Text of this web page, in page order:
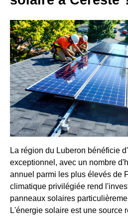
La région du Luberon bénéficie
exceptionnel, avec un nombre
annuel parmi les plus élevés de
climatique privilégiée rend
panneaux solaires
L'énergie solaire est une source